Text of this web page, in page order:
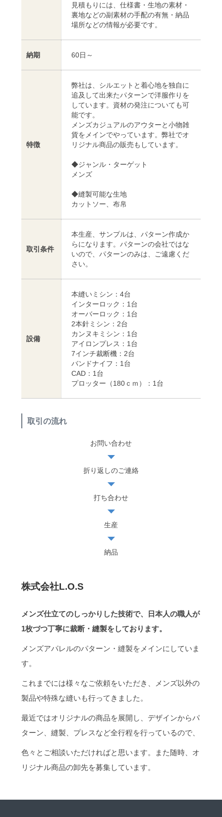
見積もりには、仕様書・生地の素材・
裏地などの副素材の手配の有無・納品
場所などの情報が必要です。
納期 60日～
特徴
弊社は、シルエットと着心地を独自に
追及して出来たパターンで洋服作りを
しています。資材の発注についても可
能です。
メンズカジュアルのアウターと小物雑
貨をメインでやっています。弊社でオ
リジナル商品の販売もしています。
◆ジャンル・ターゲット
メンズ
◆縫製可能な生地
カットソー、布帛
取引条件
本生産、サンプルは、パターン作成か
らになります。パターンの会社ではな
いので、パターンのみは、ご遠慮くだ
さい。
設備
本縫いミシン：4台
インターロック：1台
オーバーロック：1台
2本針ミシン：2台
カンヌキミシン：1台
アイロンプレス：1台
7インチ裁断機：2台
バンドナイフ：1台
CAD：1台
プロッター（180ｃｍ）：1台
取引の流れ
お問い合わせ
折り返しのご連絡
打ち合わせ
生産
納品
株式会社L.O.S
メンズ仕立てのしっかりした技術で、日本人の職人が
1枚づつ丁寧に裁断・縫製をしております。
メンズアパレルのパターン・縫製をメインにしていま
す。
これまでには様々なご依頼をいただき、メンズ以外の
製品や特殊な縫いも行ってきました。
最近ではオリジナルの商品を展開し、デザインからパ
ターン、縫製、プレスなど全行程を行っているので、
色々とご相談いただければと思います。また随時、オ
リジナル商品の卸先を募集しています。